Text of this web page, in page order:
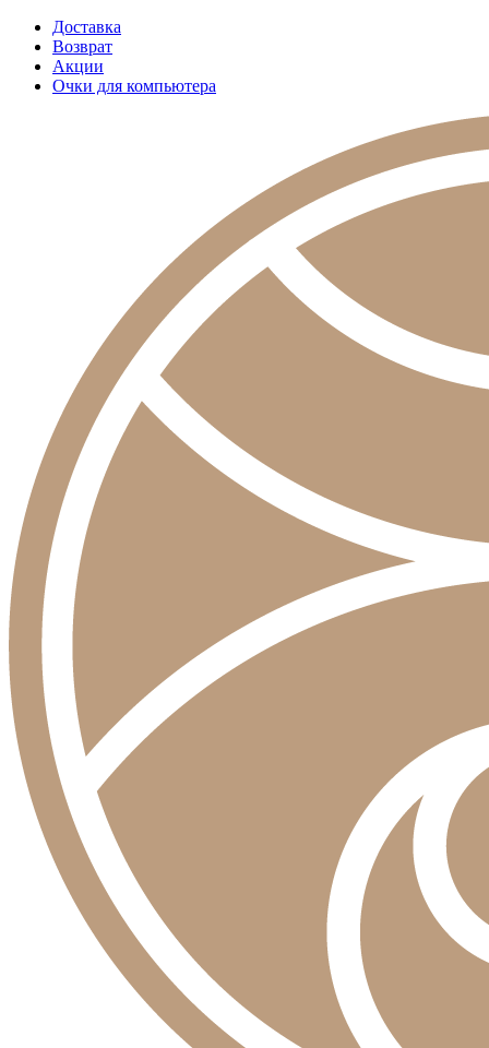
Доставка
Возврат
Акции
Очки для компьютера